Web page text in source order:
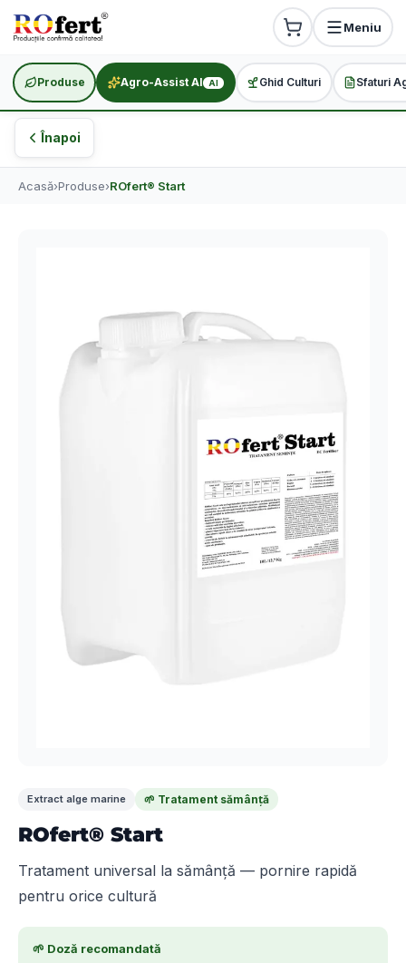
Meniu
Produse Agro-Assist AI AI Ghid Culturi Sfaturi
Înapoi
Acasă›Produse›ROfert® Start
Extract alge marine 🌱 Tratament sămânță
ROfert® Start
Tratament universal la sămânță — pornire rapidă
pentru orice cultură
🌱 Doză recomandată